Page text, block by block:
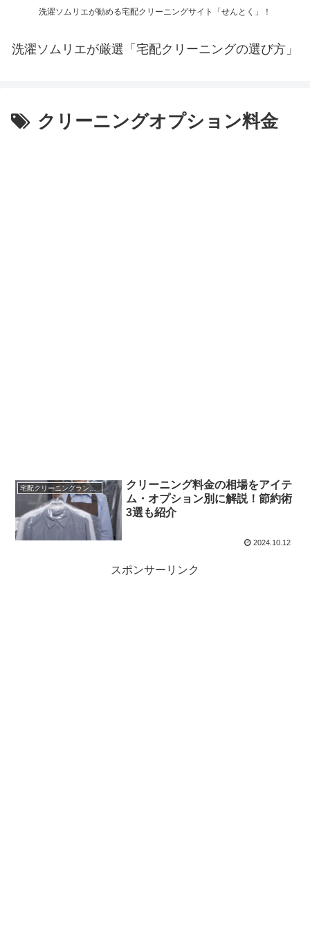
洗濯ソムリエが勧める宅配クリーニングサイト「せんとく」！
洗濯ソムリエが厳選「宅配クリーニングの選び方」
クリーニングオプション料金
宅配クリーニングランキング
クリーニング料金の相場をアイテ
ム・オプション別に解説！節約術
3選も紹介
2024.10.12
スポンサーリンク